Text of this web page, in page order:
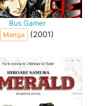
Bus Gamer
Manga (2001)